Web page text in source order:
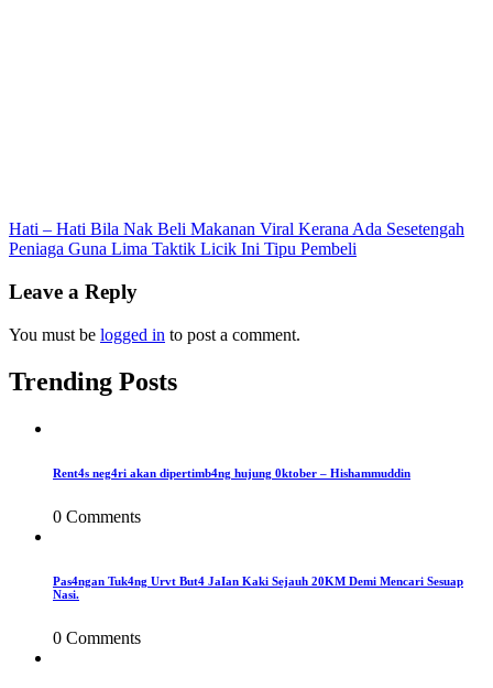
Post
navigation
Hati – Hati Bila Nak Beli Makanan Viral Kerana Ada Sesetengah
Peniaga Guna Lima Taktik Licik Ini Tipu Pembeli
Leave a Reply
You must be logged in to post a comment.
Trending Posts
Rent4s neg4ri akan dipertimb4ng hujung 0ktober – Hishammuddin
0 Comments
Pas4ngan Tuk4ng Urvt But4 JaIan Kaki Sejauh 20KM Demi Mencari Sesuap
Nasi.
0 Comments